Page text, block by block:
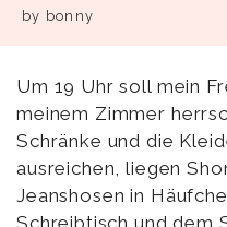
by bonny
Um 19 Uhr soll mein
meinem Zimmer
Schränke und die
ausreichen, liegen
Jeanshosen in
Schreibtisch und dem